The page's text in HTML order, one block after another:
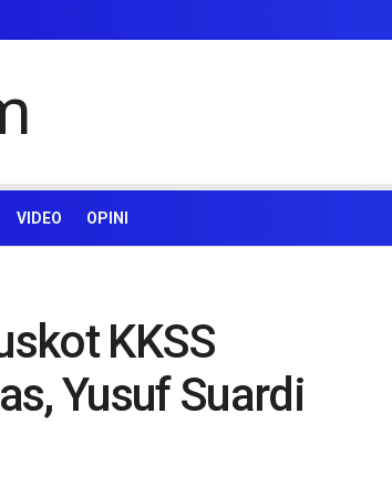
VIDEO OPINI
KKSS
Yusuf Suardi